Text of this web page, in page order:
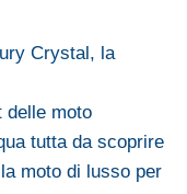
Crystal, la
delle moto
tutta da scoprire
moto di lusso per